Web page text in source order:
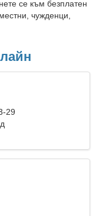
се към безплатен
чужденци,
29